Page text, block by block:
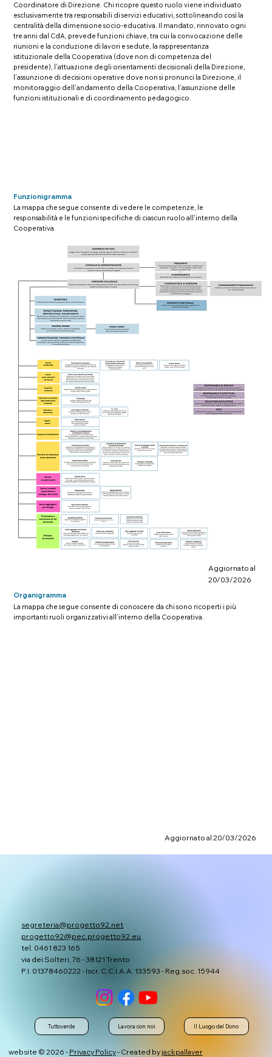
Coordinatore di Direzione. Chi ricopre questo ruolo viene individuato
esclusivamente tra responsabili di servizi educativi, sottolineando così la
centralità della dimensione socio-educativa. Il mandato, rinnovato ogni
tre anni dal CdA, prevede funzioni chiave, tra cui la convocazione delle
riunioni e la conduzione di lavori e sedute, la rappresentanza
istituzionale della Cooperativa (dove non di competenza del
presidente), l’attuazione degli orientamenti decisionali della Direzione,
l’assunzione di decisioni operative dove non si pronunci la Direzione, il
monitoraggio dell’andamento della Cooperativa, l’assunzione delle
funzioni istituzionali e di coordinamento pedagogico.
Funzionigramma
La mappa che segue consente di vedere le competenze, le
responsabilità e le funzioni specifiche di ciascun ruolo all'interno della
Cooperativa.
Aggiornato al
20/03/2026
Organigramma
La mappa che segue consente di conoscere da chi sono ricoperti i più
importanti ruoli organizzativi all’interno della Cooperativa.
Aggiornato al 20/03/2026
segreteria@progetto92.net
progetto92@pec.progetto92.eu
tel. 0461 823 165
via dei Solteri, 76 - 38121 Trento
P.I. 01378460222 - Iscr. C.C.I.A.A. 133593 - Reg.soc. 15944
website © 2026 - Privacy Policy- Created byjackpallaver
Lavora con noi
Tuttoverde Il Luogo del Dono